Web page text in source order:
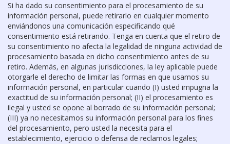
Si ha dado su consentimiento para el procesamiento de su
información personal, puede retirarlo en cualquier momento
enviándonos una comunicación especificando qué
consentimiento está retirando. Tenga en cuenta que el retiro de
su consentimiento no afecta la legalidad de ninguna actividad de
procesamiento basada en dicho consentimiento antes de su
retiro. Además, en algunas jurisdicciones, la ley aplicable puede
otorgarle el derecho de limitar las formas en que usamos su
información personal, en particular cuando (I) usted impugna la
exactitud de su información personal; (II) el procesamiento es
ilegal y usted se opone al borrado de su información personal;
(III) ya no necesitamos su información personal para los fines
del procesamiento, pero usted la necesita para el
establecimiento, ejercicio o defensa de reclamos legales;